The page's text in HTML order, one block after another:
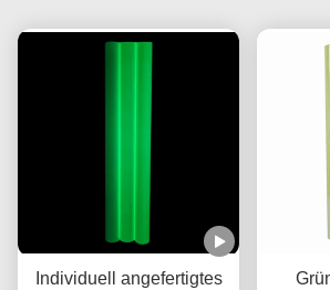
Individuell angefertigtes